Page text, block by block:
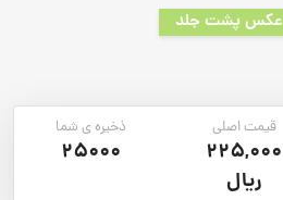
عکس پشت جلد
قیمت اصلی
225,000
ریال
ذخیره ی شما
25000